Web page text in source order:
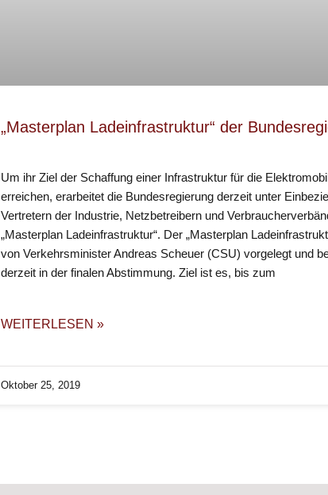
„Masterplan Ladeinfrastruktur“ der
Um ihr Ziel der Schaffung einer Infrastruktur für die
erreichen, erarbeitet die Bundesregierung derzeit unter
Vertretern der Industrie, Netzbetreibern und
„Masterplan Ladeinfrastruktur“. Der „Masterplan
von Verkehrsminister Andreas Scheuer (CSU) vorgelegt und
derzeit in der finalen Abstimmung. Ziel ist es, bis zum
WEITERLESEN »
Oktober 25, 2019